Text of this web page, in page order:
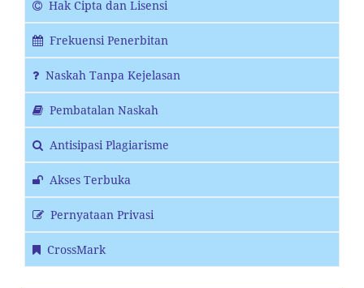
Hak Cipta dan Lisensi
Frekuensi Penerbitan
Naskah Tanpa Kejelasan
Pembatalan Naskah
Antisipasi Plagiarisme
Akses Terbuka
Pernyataan Privasi
CrossMark